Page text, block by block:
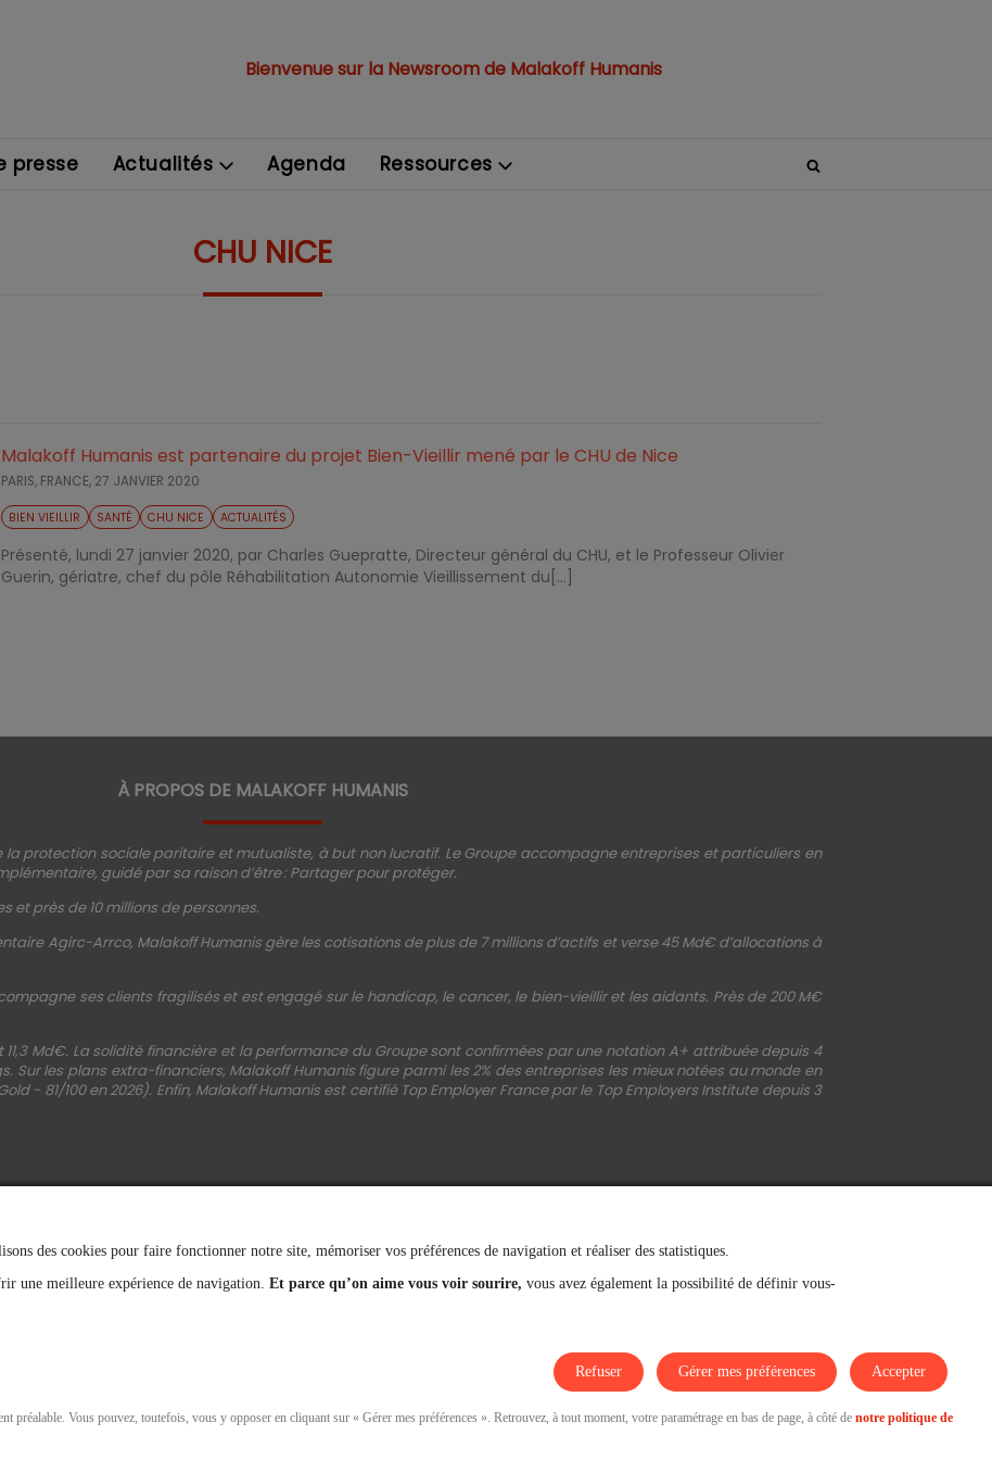
Bienvenue sur la Newsroom de Malakoff Humanis
presse Actualités Agenda Ressources
CHU NICE
Malakoff Humanis est partenaire du projet Bien-Vieillir mené par le CHU de Nice
PARIS, FRANCE, 27 JANVIER 2020
BIEN VIEILLIR SANTÉ CHU NICE ACTUALITÉS
Présenté, lundi 27 janvier 2020, par Charles Guepratte, Directeur général du CHU, et le Professeur Olivier
Guerin, gériatre, chef du pôle Réhabilitation Autonomie Vieillissement du[...]
À PROPOS DE MALAKOFF HUMANIS
protection sociale paritaire et mutualiste, à but non lucratif. Le Groupe accompagne entreprises et particuliers en
guidé par sa raison d’être : Partager pour protéger.
et près de 10 millions de personnes.
Agirc-Arrco, Malakoff Humanis gère les cotisations de plus de 7 millions d’actifs et verse 45 Md€ d’allocations à
ses clients fragilisés et est engagé sur le handicap, le cancer, le bien-vieillir et les aidants. Près de 200 M€
Md€. La solidité financière et la performance du Groupe sont confirmées par une notation A+ attribuée depuis 4
Sur les plans extra-financiers, Malakoff Humanis figure parmi les 2% des entreprises les mieux notées au monde en
- 81/100 en 2026). Enfin, Malakoff Humanis est certifié Top Employer France par le Top Employers Institute depuis 3
des cookies pour faire fonctionner notre site, mémoriser vos préférences de navigation et réaliser des statistiques.
une meilleure expérience de navigation. Et parce qu’on aime vous voir sourire, vous avez également la possibilité de définir vous-
préalable. Vous pouvez, toutefois, vous y opposer en cliquant sur « Gérer mes préférences ». Retrouvez, à tout moment, votre paramétrage en bas de page, à côté de notre politique de
Refuser Gérer mes préférences Accepter